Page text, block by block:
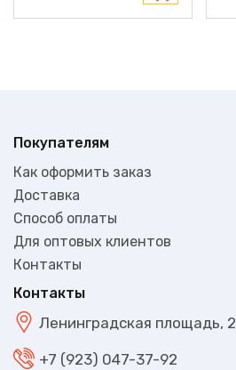
Покупателям
Как оформить заказ
Доставка
Способ оплаты
Для оптовых клиентов
Контакты
Контакты
Ленинградская площадь, 2
+7 (923) 047-37-92